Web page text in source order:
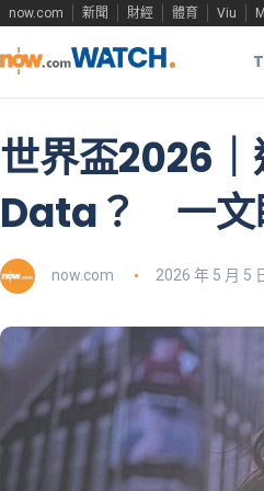
now.com 新聞 財經 體育 Viu
世界盃2026
Data？ 一文
now.com 2026 年 5 月 5